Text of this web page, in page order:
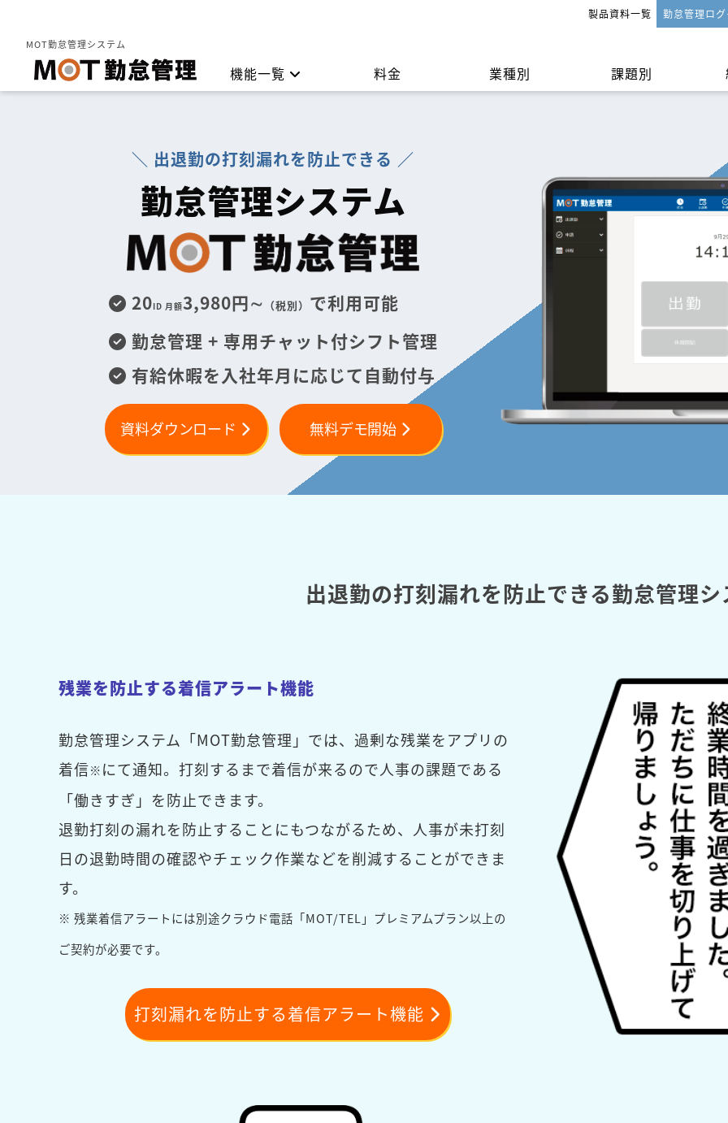
勤怠管理ロ
製品資料一覧
MOT勤怠管理システム
機能一覧
勤怠管理 打刻方法
料金 業種別 課題別
＼ 出退勤の打刻漏れを防止できる ／
勤怠管理システム
20ID 月額3,980円∼ （税別） で利用可能
勤怠管理 + 専用チャット付シフト管理
有給休暇を入社年月に応じて自動付与
資料ダウンロード 無料デモ開始
出退勤の打刻漏れを防止できる勤怠管理シ
残業を防止する着信アラート機能
勤怠管理システム「MOT勤怠管理」では、過剰な残業をアプリの
着信※にて通知。打刻するまで着信が来るので人事の課題である
「働きすぎ」を防止できます。
退勤打刻の漏れを防止することにもつながるため、人事が未打刻
日の退勤時間の確認やチェック作業などを削減することができま
す。
※ 残業着信アラートには別途クラウド電話「MOT/TEL」プレミアムプラン以上の
ご契約が必要です。
打刻漏れを防止する着信アラート機能